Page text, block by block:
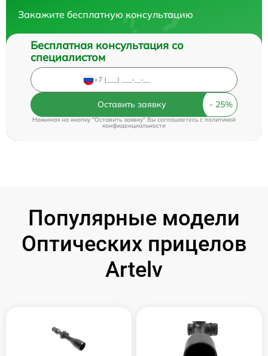
Закажите бесплатную консультацию
Бесплатная консультация со
специалистом
Оставить заявку
Нажимая на кнопку "Оставить заявку" Вы соглашаетесь cполитикой
конфиденциальности
Популярные модели
Оптических прицелов
Artelv